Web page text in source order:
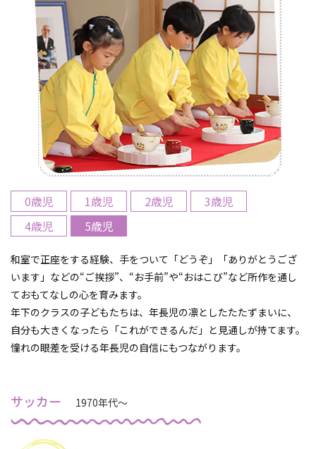
0歳児 1歳児 2歳児
3歳児
4歳児
5歳児
和室で正座をする経験、手をついて「どうぞ」「ありがとうござ
います」などの“ご挨拶”、“お手前”や“おはこび”など所作を通し
ておもてなしの心を育みます。
年下のクラスの子どもたちは、年長児の凛としたたたずまいに、
自分も大きくなったら「これができるんだ」と見通しが持てます。
憧れの眼差を受ける年長児の自信にもつながります。
サッカー 1970年代～